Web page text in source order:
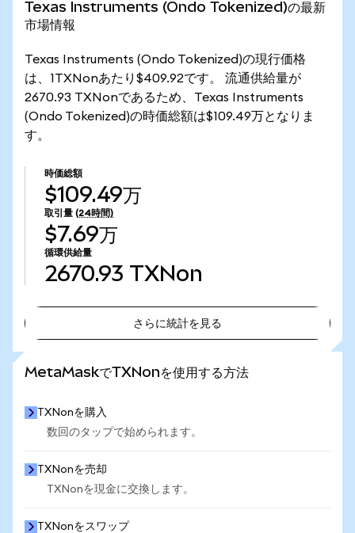
Texas Instruments (Ondo Tokenized)の最新
市場情報
Texas Instruments (Ondo Tokenized)の現行価格
は、1TXNonあたり$409.92です。 流通供給量が
2670.93 TXNonであるため、Texas Instruments
(Ondo Tokenized)の時価総額は$109.49万となりま
す。
時価総額
$109.49万
取引量 (24時間)
$7.69万
循環供給量
2670.93 TXNon
さらに統計を見る
MetaMaskでTXNonを使用する方法
TXNonを購入
数回のタップで始められます。
TXNonを売却
TXNonを現金に交換します。
TXNonをスワップ